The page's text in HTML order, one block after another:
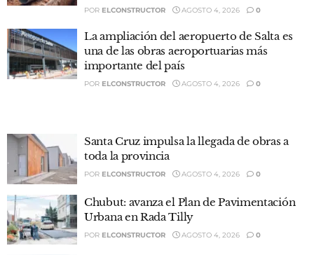
POR ELCONSTRUCTOR AGOSTO 4, 2026 0
La ampliación del aeropuerto de Salta es
una de las obras aeroportuarias más
importante del país
POR ELCONSTRUCTOR AGOSTO 4, 2026 0
Santa Cruz impulsa la llegada de obras a
toda la provincia
POR ELCONSTRUCTOR AGOSTO 4, 2026 0
Chubut: avanza el Plan de Pavimentación
Urbana en Rada Tilly
POR ELCONSTRUCTOR AGOSTO 4, 2026 0